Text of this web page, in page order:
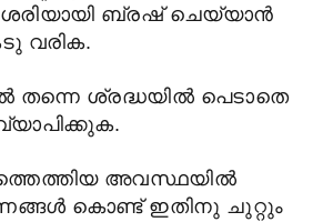
ബ്രഷ് ചെയ്യാന്
വരിക.
തന്നെ ശ്രദ്ധയില് പെടാതെ
അവസ്ഥയില്
കൊണ്ട് ഇതിനു ചുറ്റും